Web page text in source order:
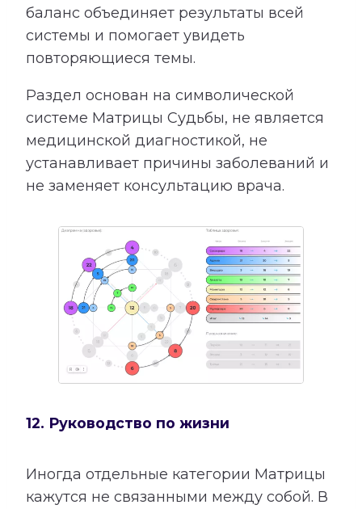
баланс объединяет результаты всей
системы и помогает увидеть
повторяющиеся темы.
Раздел основан на символической
системе Матрицы Судьбы, не является
медицинской диагностикой, не
устанавливает причины заболеваний и
не заменяет консультацию врача.
12. Руководство по жизни
Иногда отдельные категории Матрицы
кажутся не связанными между собой. В